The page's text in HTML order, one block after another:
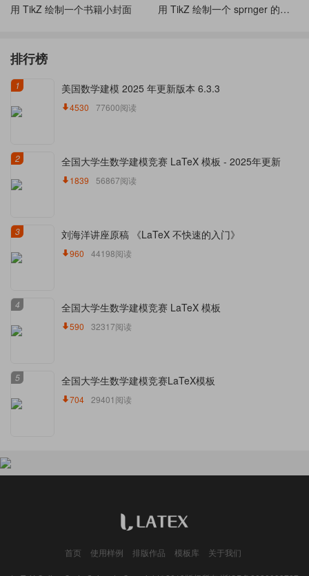
用 TikZ 绘制一个书籍小封面 用 TikZ 绘制一个 sprnger 的书籍封面
排行榜
1 美国数学建模 2025 年更新版本 6.3.3
4530 77600阅读
2 全国大学生数学建模竞赛 LaTeX 模板 - 2025年更新
1839 56867阅读
3 刘海洋讲座原稿 《LaTeX 不快速的入门》
960 44198阅读
4 全国大学生数学建模竞赛 LaTeX 模板
590 32317阅读
5 全国大学生数学建模竞赛LaTeX模板
704 29401阅读
首页 使用样例 排版作品 模板库 关于我们